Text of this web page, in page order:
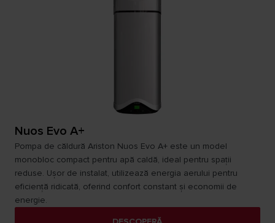
Nuos Evo A+
Pompa de căldură Ariston Nuos Evo A+ este un model
monobloc compact pentru apă caldă, ideal pentru spații
reduse. Ușor de instalat, utilizează energia aerului pentru
eficiență ridicată, oferind confort constant și economii de
energie.